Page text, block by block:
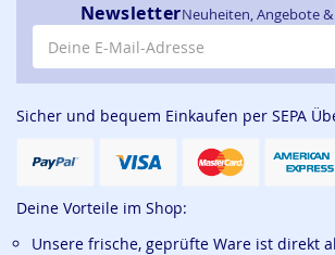
NewsletterNeuheiten, Angebote
E-Mail-Adresse
Sicher und bequem Einkaufen per SEPA
Deine Vorteile im Shop:
Unsere frische, geprüfte Ware ist direkt